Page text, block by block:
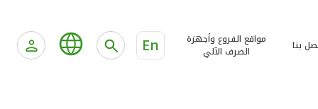
بنا
مواقع الفروع وأجهزة
الصرف الآلي
En